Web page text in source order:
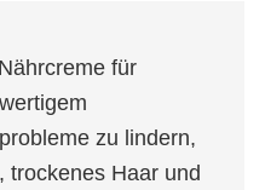
Nährcreme für
zu lindern,
trockenes Haar und